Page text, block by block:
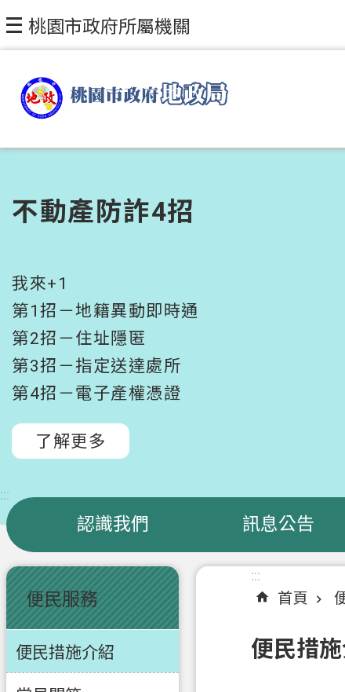
跳到主要內容區塊
桃園市政府所屬機關
不動產防詐4招
我來+1
第1招－地籍異動即時通
第2招－住址隱匿
第3招－指定送達處所
第4招－電子產權憑證
了解更多
:::
認識我們 訊息公告
:::
便民服務
便民措施介紹
:::
首頁
便民措